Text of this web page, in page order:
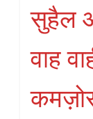
सुहैल
वाह